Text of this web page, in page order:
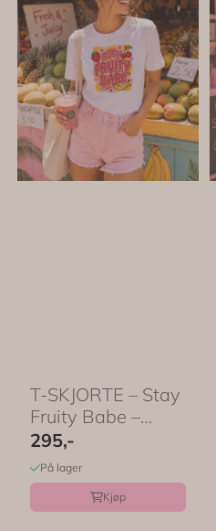
T-SKJORTE – Stay
Fruity Babe –
Festligtrykk
295,-
På lager
Kjøp